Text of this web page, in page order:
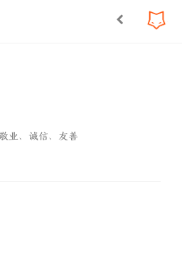
业、诚信、友善